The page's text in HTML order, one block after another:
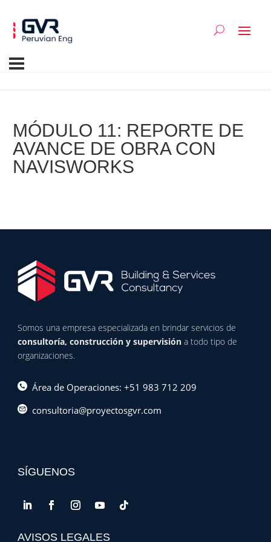
MÓDULO 11: REPORTE DE
AVANCE DE OBRA CON
NAVISWORKS
Somos una empresa especializada en brindar servicios de
consultoría, construcción y supervisión a todo tipo de
organizaciones.
Área de Operaciones: +51 983 712 209
consultoria@proyectosgvr.com
SÍGUENOS
AVISOS LEGALES